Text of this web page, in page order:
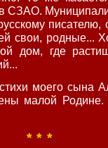
СЗАО.
писателю,
свои, родные...
дом, где
моего сына
малой
* * *